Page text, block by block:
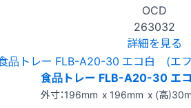
OCD
263032
詳細を見る
食品トレー FLB-A20-30 エ
外寸：196mm x 196mm x (高